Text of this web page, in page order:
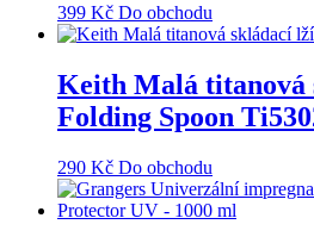
399 Kč Do obchodu
Keith Malá titanová
Folding Spoon
290 Kč Do obchodu